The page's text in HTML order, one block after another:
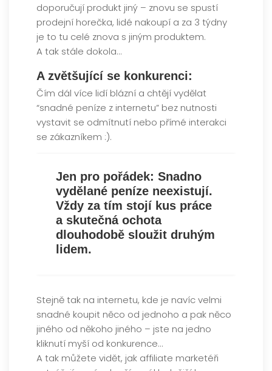
doporučují produkt jiný – znovu se spustí
prodejní horečka, lidé nakoupí a za 3 týdny
je to tu celé znova s jiným produktem.
A tak stále dokola…
A zvětšující se konkurenci:
Čím dál více lidí blázní a chtějí vydělat
“snadné peníze z internetu” bez nutnosti
vystavit se odmítnutí nebo přímé interakci
se zákazníkem :).
Jen pro pořádek: Snadno
vydělané peníze neexistují.
Vždy za tím stojí kus práce
a skutečná ochota
dlouhodobě sloužit druhým
lidem.
Stejně tak na internetu, kde je navíc velmi
snadné koupit něco od jednoho a pak něco
jiného od někoho jiného – jste na jedno
kliknutí myší od konkurence…
A tak můžete vidět, jak affiliate marketéři